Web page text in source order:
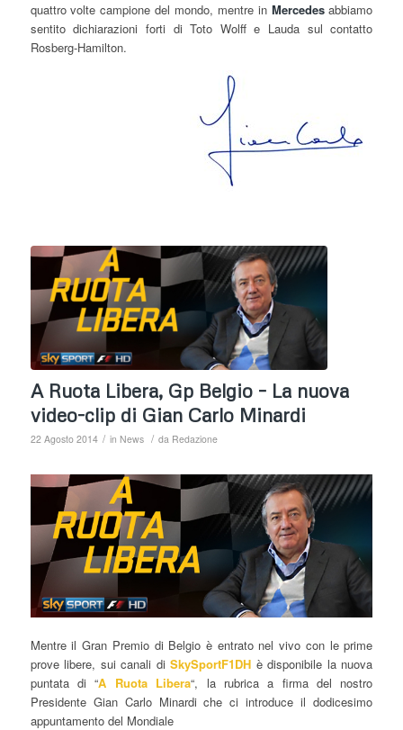
quattro volte campione del mondo, mentre in Mercedesabbiamo
sentito dichiarazioni forti di Toto Wolff e Lauda sul contatto
Rosberg-Hamilton.
A Ruota Libera, Gp Belgio – La nuova
video-clip di Gian Carlo Minardi
22 Agosto 2014 / in News / da Redazione
Mentre il Gran Premio di Belgio è entrato nel vivo con le prime
prove libere, sui canali diSkySportF1DH è disponibile la nuova
puntata di “A Ruota Libera“, la rubrica a firma del nostro
Presidente Gian Carlo Minardi che ci introduce il dodicesimo
appuntamento del Mondiale